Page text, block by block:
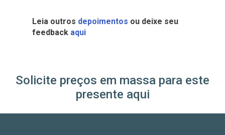
Leia outros depoimentos ou deixe seu
feedback aqui
Solicite preços em massa para este
presente aqui